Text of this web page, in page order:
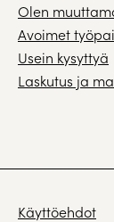
Olen
Avoimet
Usein kysyttyä
Laskutus ja
Käyttöehdot